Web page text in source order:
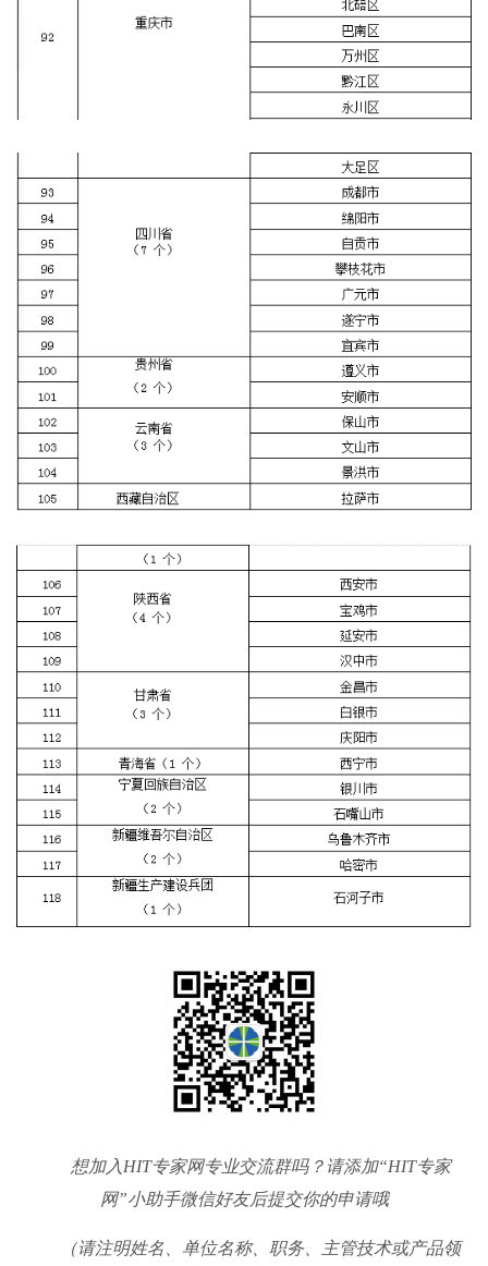
想加入HIT专家网专业交流群吗？请添加“HIT专家
网”小助手微信好友后提交你的申请哦
（请注明姓名、单位名称、职务、主管技术或产品领